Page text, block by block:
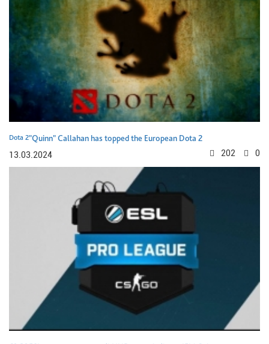
Dota 2"Quinn" Callahan has topped the European Dota 2
13.03.2024
0
202